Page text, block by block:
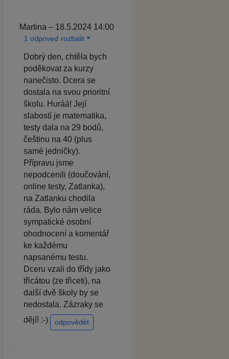
Martina – 18.5.2024 14:00
1 odpoveď rozbalit
Dobrý den, chtěla bych
poděkovat za kurzy
nanečisto. Dcera se
dostala na svou prioritní
školu. Huráá! Její
slabostí je matematika,
testy dala na 29 bodů,
češtinu na 40 (plus
samé jedničky).
Přípravu jsme
nepodcenili (doučování,
online testy, Zatlanka),
na Zatlanku chodila
ráda. Bylo nám velice
sympatické osobní
ohodnocení a komentář
ke každému
napsanému testu.
Dceru vzali do třídy jako
třicátou (ze třiceti), na
další dvě školy by se
nedostala. Zázraky se
dějí! :-)
odpovědět